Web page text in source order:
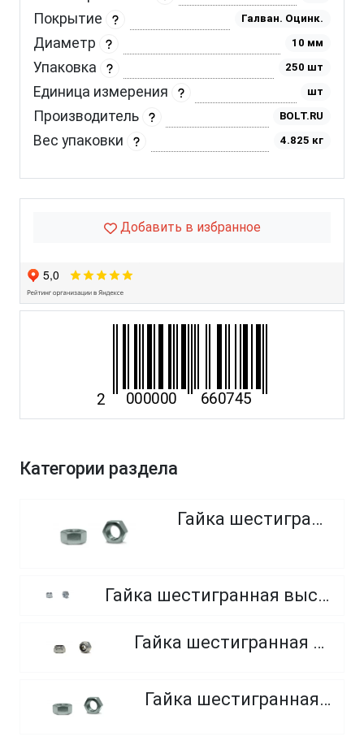
Покрытие Галван. Оцинк.
Диаметр 10 мм
Упаковка 250 шт
Единица измерения шт
Производитель BOLT.RU
Вес упаковки 4.825 кг
Добавить в избранное
Категории раздела
Гайка шестигранная
Гайка шестигранная высокопрочная, класс прочности 8.0, 10.0 и 12.0
Гайка шестигранная самоконтрящаяся
Гайка шестигранная, мелкий шаг